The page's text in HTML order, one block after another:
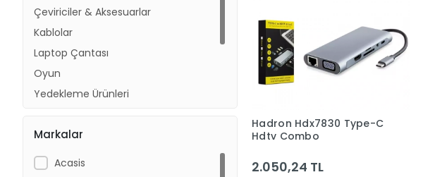
Çeviriciler & Aksesuarlar
Kablolar
Laptop Çantası
Oyun
Yedekleme Ürünleri
Fm Transmitter
Tablet Kılıf
Markalar
Acasis
Hadron Hdx7830 Type-C
Hdtv Combo
2.050,24 TL